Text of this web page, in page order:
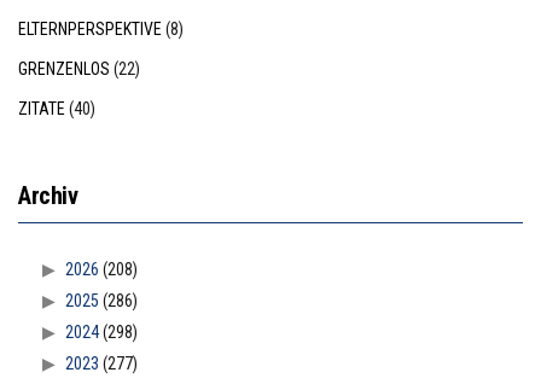
ELTERNPERSPEKTIVE(8)
GRENZENLOS (22)
ZITATE(40)
Archiv
2026 (208)
2025 (286)
2024(298)
2023 (277)